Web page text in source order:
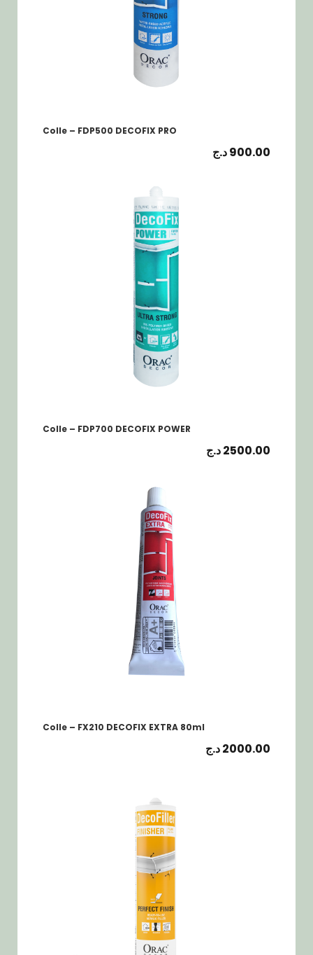
Colle – FDP500 DECOFIX PRO
900.00د.ج
Colle – FDP700 DECOFIX POWER
2500.00د.ج
Colle – FX210 DECOFIX EXTRA 80ml
2000.00د.ج